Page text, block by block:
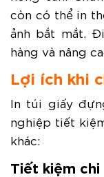
còn có thể in
ảnh bắt mắt.
hàng và nâng
Lợi ích khi
In túi giấy
nghiệp tiết
khác:
Tiết kiệm